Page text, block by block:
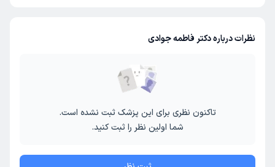
نظرات درباره دکتر فاطمه جوادی
تاکنون نظری برای این پزشک ثبت نشده است.
شما اولین نظر را ثبت کنید.